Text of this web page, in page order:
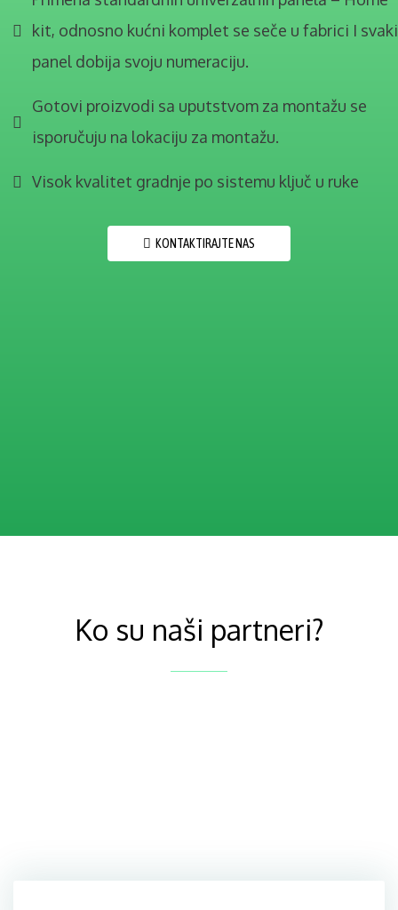
kit, odnosno kućni komplet se seče u fabrici I svaki
panel dobija svoju numeraciju.
Gotovi proizvodi sa uputstvom za montažu se
isporučuju na lokaciju za montažu.​
Visok kvalitet gradnje po sistemu ključ u ruke
KONTAKTIRAJTE NAS
Ko su naši partneri?